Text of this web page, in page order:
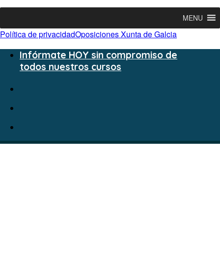
MENU
Política de privacidadOposiciones Xunta de Galcia
Infórmate HOY sin compromiso de
todos nuestros cursos